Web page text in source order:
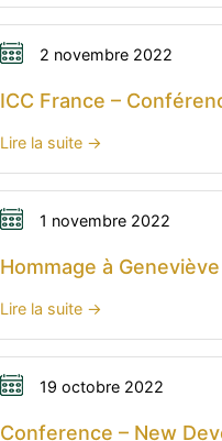
ICC
IWBL
Conference
2 novembre 2022
ICC France –
Lire la suite:
France
–
Annuelle
1 novembre 2022
Hommage à
Lire la suite:
à
Geneviève
19 octobre 2022
Conference – New